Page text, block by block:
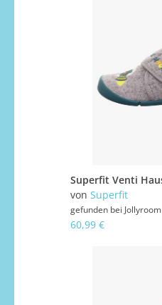
von Superfit
gefunden bei Jollyroom
60,99 €